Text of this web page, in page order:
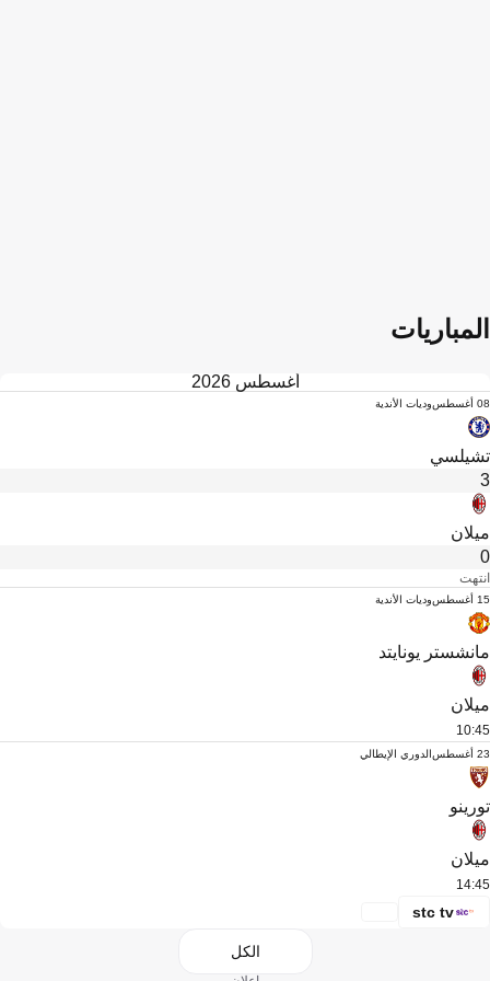
المباريات
أغسطس 2026
08 أغسطس وديات الأندية
تشيلسي
3
ميلان
0
انتهت
15 أغسطس وديات الأندية
مانشستر يونايتد
ميلان
10:45
23 أغسطس الدوري الإيطالي
تورينو
ميلان
14:45
stc tv
الكل